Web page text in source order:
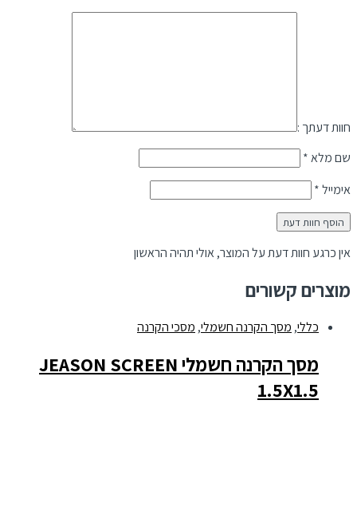
חוות דעתך :
שם מלא*
אימייל*
אין כרגע חוות דעת על המוצר, אולי תהיה הראשון
מוצרים קשורים
כללי,מסך הקרנה חשמלי,מסכי הקרנה
מסך הקרנה חשמלי JEASON SCREEN
1.5X1.5